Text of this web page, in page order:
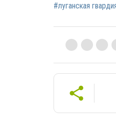
#луганская